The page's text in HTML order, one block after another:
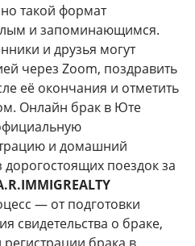
такой формат
и запоминающимся.
и друзья могут
через Zoom, поздравить
её окончания и отметить
Онлайн брак в Юте
и домашний
поездок за
— от подготовки
свидетельства о браке,